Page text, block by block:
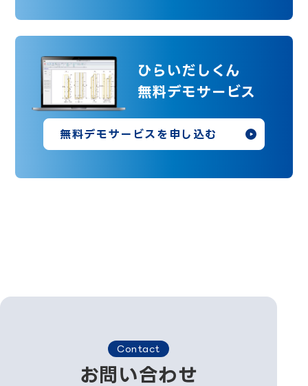
ひらいだしくん
無料デモサービス
無料デモサービスを申し込む
Contact
お問い合わせ